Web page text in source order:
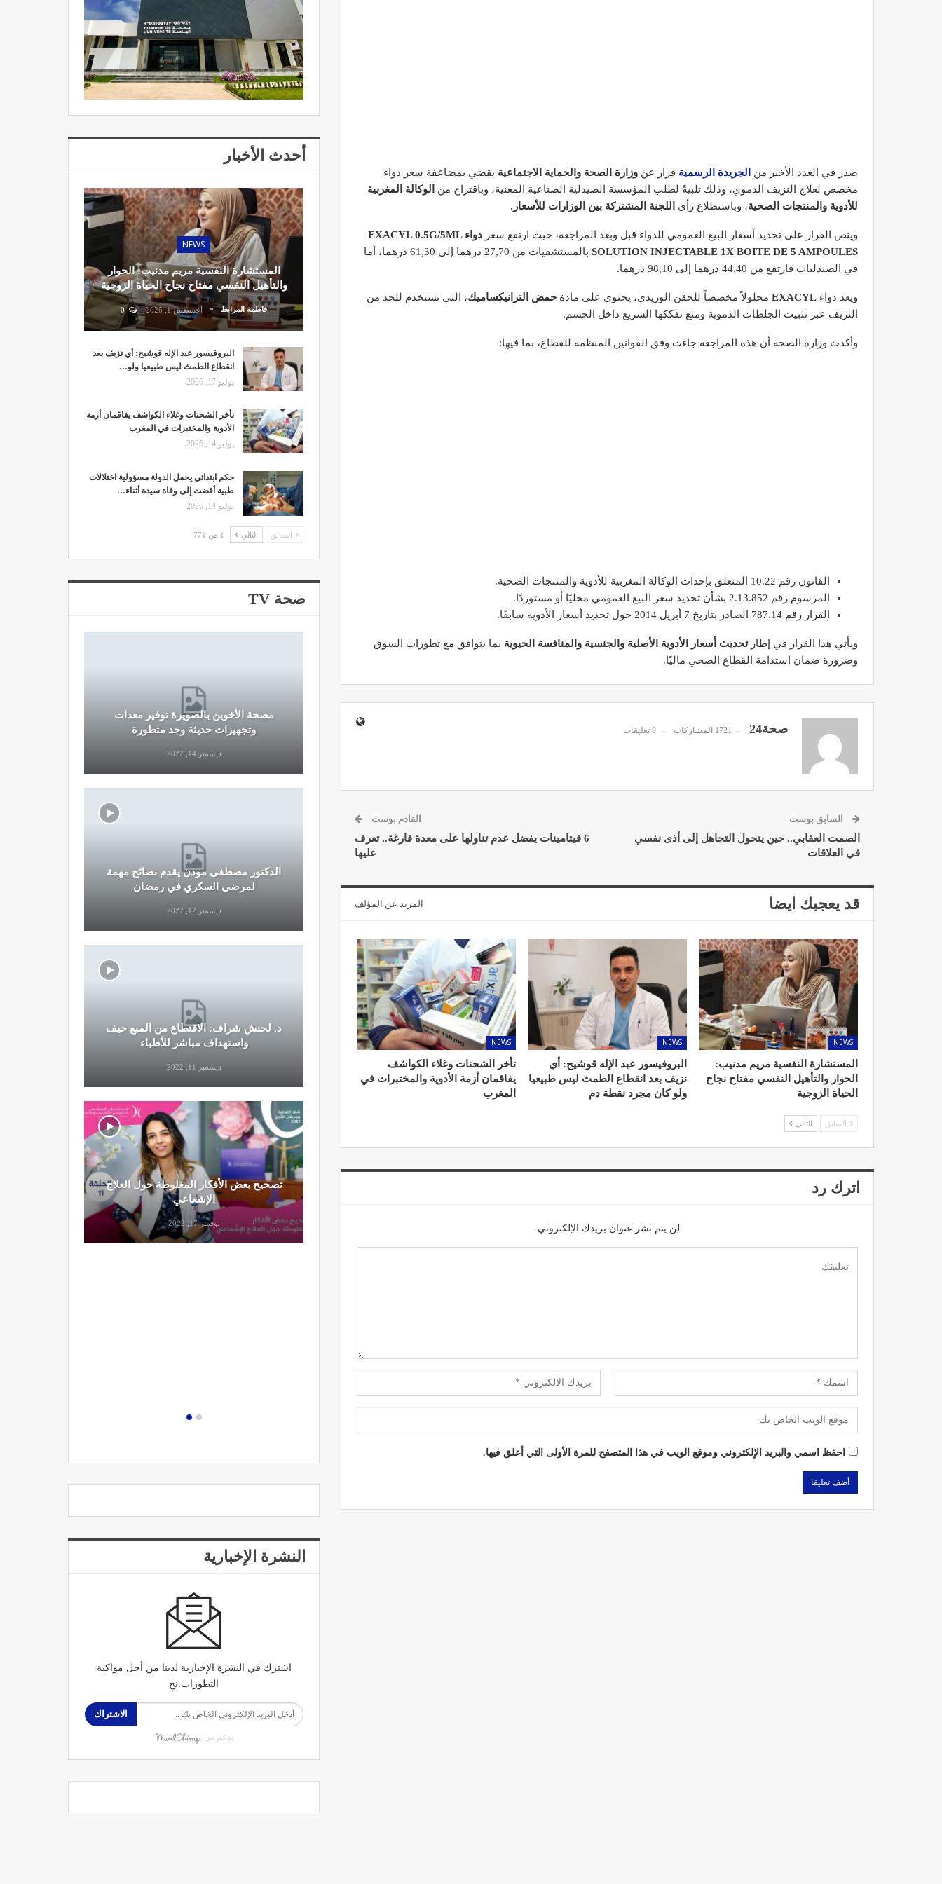
صدر في العدد الأخير من الجريدة الرسمية قرار عن وزارة الصحة والحماية الاجتماعية يقضي بمضاعفة سعر دواء
مخصص لعلاج النزيف الدموي، وذلك تلبيةً لطلب المؤسسة الصيدلية الصناعية المعنية، وباقتراح من
الوكالة المغربية
للأدوية والمنتجات الصحية، وباستطلاع رأي اللجنة المشتركة بين الوزارات للأسعار .
وينص القرار على تحديد أسعار البيع العمومي للدواء قبل وبعد المراجعة، حيث ارتفع سعر
دواء EXACYL 0.5G/5ML
SOLUTION INJECTABLE 1X BOITE DE 5 AMPOULES
بالمستشفيات من 27,70 درهما إلى 61,30 درهما، أما
في الصيدليات فارتفع من 44,40 درهما إلى 98,10 درهما.
ويعد دواء EXACYL محلولاً مخصصاً للحقن الوريدي، يحتوي على مادة حمض الترانيكساميك، التي تستخدم للحد من
النزيف عبر تثبيت الجلطات الدموية ومنع تفككها السريع داخل الجسم.
وأكدت وزارة الصحة أن هذه المراجعة جاءت وفق القوانين المنظمة للقطاع، بما فيها:
القانون رقم 10.22 المتعلق بإحداث الوكالة المغربية للأدوية والمنتجات الصحية.
المرسوم رقم 2.13.852 بشأن تحديد سعر البيع العمومي محليًا أو مستوردًا.
القرار رقم 787.14 الصادر بتاريخ 7 أبريل 2014 حول تحديد أسعار الأدوية سابقًا.
ويأتي هذا القرار في إطارتحديث أسعار الأدوية الأصلية والجنسية والمنافسة الحيوية بما يتوافق مع تطورات السوق
وضرورة ضمان استدامة القطاع الصحي ماليًا.
صحة24 1721 المشاركات 0 تعليقات
السابق بوست
الصمت العقابي.. حين يتحول التجاهل إلى أذى نفسي
في العلاقات
القادم بوست
6 فيتامينات يفضل عدم تناولها على معدة فارغة.. تعرف
عليها
قد يعجبك ايضا المزيد عن المؤلف
NEWS
المستشارة النفسية مريم مدنيب:
الحوار والتأهيل النفسي مفتاح نجاح
الحياة الزوجية
NEWS
البروفيسور عبد الإله قوشيح: أي
نزيف بعد انقطاع الطمث ليس طبيعيا
ولو كان مجرد نقطة دم
NEWS
تأخر الشحنات وغلاء الكواشف
يفاقمان أزمة الأدوية والمختبرات في
المغرب
السابق التالي
اترك رد
لن يتم نشر عنوان بريدك الإلكتروني.
احفظ اسمي والبريد الإلكتروني وموقع الويب في هذا المتصفح للمرة الأولى التي أعلق فيها.
أحدث الأخبار
NEWS
المستشارة النفسية مريم مدنيب: الحوار
والتأهيل النفسي مفتاح نجاح الحياة الزوجية
فاطمة المرابط أغسطس 1, 2026 0
البروفيسور عبد الإله قوشيح: أي نزيف بعد
انقطاع الطمث ليس طبيعيا ولو…
يوليو 17, 2026
تأخر الشحنات وغلاء الكواشف يفاقمان أزمة
الأدوية والمختبرات في المغرب
يوليو 14, 2026
حكم ابتدائي يحمل الدولة مسؤولية اختلالات
طبية أفضت إلى وفاة سيدة أثناء…
يوليو 14, 2026
السابق التالي 1 من 771
صحة TV
وتجهيزات حديثة وجد متطورة
لمرضى السكري في رمضان
د. لحنش شراف: الاقتطاع من المبع حيف
واستهداف مباشر للأطباء
ديسمبر 11, 2022
نوفمبر 17, 2022
قرار جديد يعيد تنظيم تعويضات الحراسة
التوازن الغذائي خلال شهر…
النظام الغذائي والصحة: دور التغذية في
تعزيز الصحة العامة
مارس 22, 2024
استشفائية دولية
مصحة الأخوين بالصويرة توفير معدات
وتجهيزات حديثة وجد متطورة
ديسمبر 14, 2022
الدكتور مصطفى مودن يقدم نصائح مهمة
لمرضى السكري في رمضان
ديسمبر 12, 2022
د. لحنش شراف: الاقتطاع من المبع حيف
واستهداف مباشر للأطباء
ديسمبر 11, 2022
تصحيح بعض الأفكار المغلوطة حول العلاج
الإشعاعي
نوفمبر 17, 2022
النشرة الإخبارية
اشترك في النشرة الإخبارية لدينا من أجل مواكبة
التطورات.نخ
الاشتراك
بدعم من